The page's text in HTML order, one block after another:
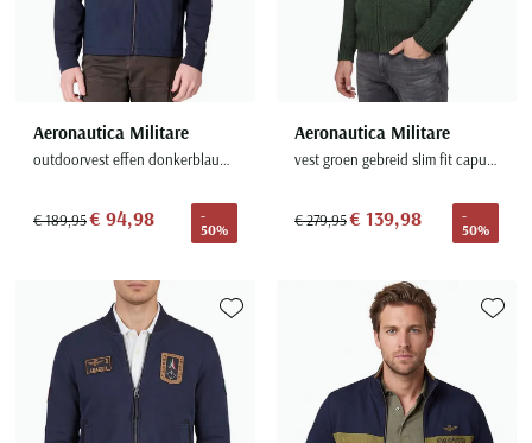
Aeronautica Militare
outdoorvest effen donkerblauw slim fit
€ 189,95€ 94,98
-
50%
Aeronautica Militare
vest groen gebreid slim fit capuchon
€ 279,95€ 139,98
-
50%
Toevoegen aan favorieten